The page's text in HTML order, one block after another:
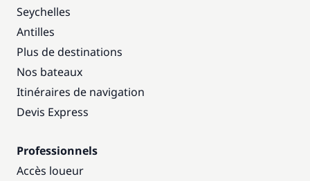
Seychelles
Antilles
Plus de destinations
Nos bateaux
Itinéraires de navigation
Devis Express
Professionnels
Accès loueur